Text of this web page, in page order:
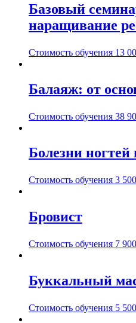
Базовый
наращивание
Стоимость обучения 13
Балаяж: от
Стоимость обучения 38
Болезни
Стоимость обучения 3 500
Бровист
Стоимость обучения 7 900
Буккальный
Стоимость обучения 5 500